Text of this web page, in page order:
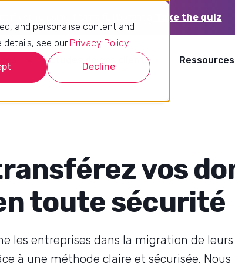
and personalise content and
details, see our Privacy Policy.
Decline
Take the quiz
Études de cas clients Ressources
toute sécurité
les entreprises dans la migration de leurs
à une méthode claire et sécurisée. Nous